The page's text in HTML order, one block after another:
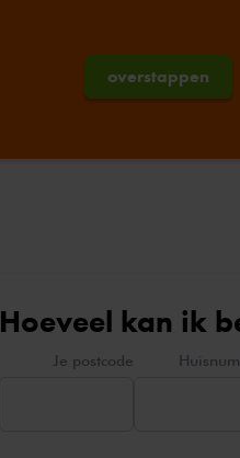
overstappen
Hoeveel kan ik
Je postcode